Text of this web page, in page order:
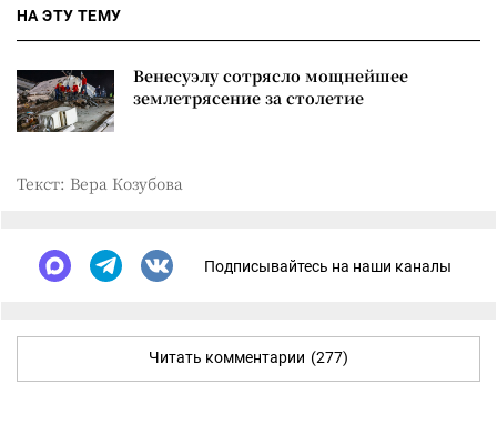
НА ЭТУ ТЕМУ
Венесуэлу сотрясло мощнейшее
землетрясение за столетие
Текст: Вера Козубова
Подписывайтесь на наши каналы
Читать комментарии (277)